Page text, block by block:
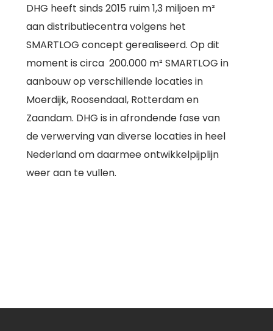
DHG heeft sinds 2015 ruim 1,3 miljoen m²
aan distributiecentra volgens het
SMARTLOG concept gerealiseerd. Op dit
moment is circa 200.000 m² SMARTLOG in
aanbouw op verschillende locaties in
Moerdijk, Roosendaal, Rotterdam en
Zaandam. DHG is in afrondende fase van
de verwerving van diverse locaties in heel
Nederland om daarmee ontwikkelpijplijn
weer aan te vullen.